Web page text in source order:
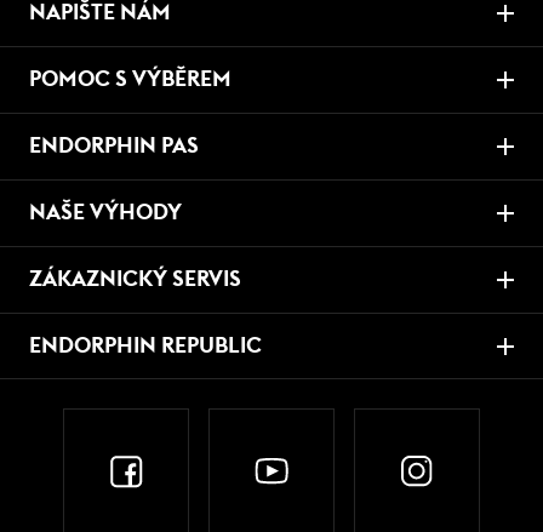
NAPIŠTE NÁM
POMOC S VÝBĚREM
ENDORPHIN PAS
NAŠE VÝHODY
ZÁKAZNICKÝ SERVIS
ENDORPHIN REPUBLIC